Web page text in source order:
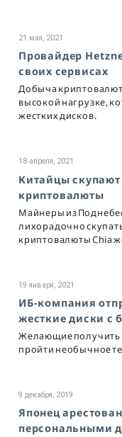
21 мая, 2021
Провайдер
своих сервисах
Добыча
высокой нагрузке,
жестких дисков.
18 апреля, 2021
Китайцы скупают
криптовалюты
Майнеры из
лихорадочно
криптовалюты Chia
19 января, 2021
ИБ-компания
жесткие диски с
Желающие получить
пройти необычное
9 декабря, 2019
Японец
персональными